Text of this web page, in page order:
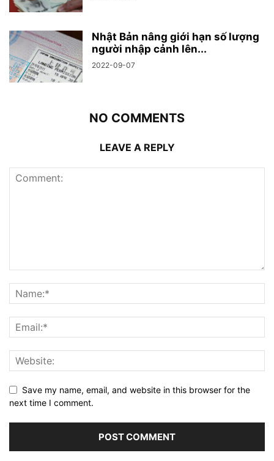
Nhật Bản nâng giới hạn số lượng
người nhập cảnh lên...
2022-09-07
NO COMMENTS
LEAVE A REPLY
Save my name, email, and website in this browser for the
next time I comment.